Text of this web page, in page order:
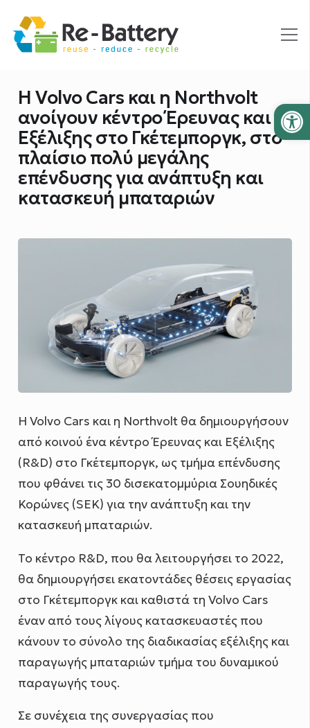
Η Volvo Cars και η Northvolt
ανοίγουν κέντρο Έρευνας και
Εξέλιξης στο Γκέτεμποργκ, στο
πλαίσιο πολύ μεγάλης
επένδυσης για ανάπτυξη και
κατασκευή μπαταριών
Η Volvo Cars και η Northvolt θα δημιουργήσουν
από κοινού ένα κέντρο Έρευνας και Εξέλιξης
(R&D) στο Γκέτεμποργκ, ως τμήμα επένδυσης
που φθάνει τις 30 δισεκατομμύρια Σουηδικές
Κορώνες (SEK) για την ανάπτυξη και την
κατασκευή μπαταριών.
Το κέντρο R&D, που θα λειτουργήσει το 2022,
θα δημιουργήσει εκατοντάδες θέσεις εργασίας
στο Γκέτεμποργκ και καθιστά τη Volvo Cars
έναν από τους λίγους κατασκευαστές που
κάνουν το σύνολο της διαδικασίας εξέλιξης και
παραγωγής μπαταριών τμήμα του δυναμικού
παραγωγής τους.
Σε συνέχεια της συνεργασίας που